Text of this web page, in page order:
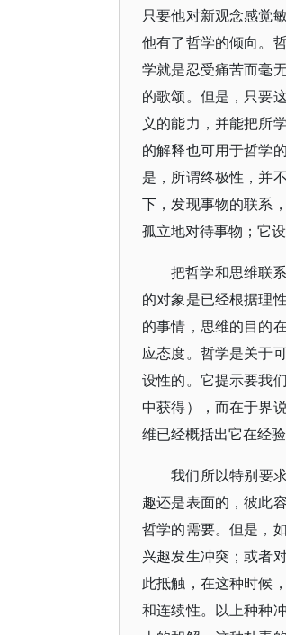
只要他对新观念感觉
他有了哲学的倾向。
学就是忍受痛苦而毫
的歌颂。但是，只要
义的能力，并能把所
的解释也可用于哲学
是，所谓终极性，并
下，发现事物的联系
孤立地对待事物；它
把哲学和思维联
的对象是已经根据理
的事情，思维的目的
应态度。哲学是关于
设性的。它提示要我
中获得），而在于界
维已经概括出它在经
我们所以特别要
趣还是表面的，彼此
哲学的需要。但是，
兴趣发生冲突；或者
此抵触，在这种时候
和连续性。以上种种